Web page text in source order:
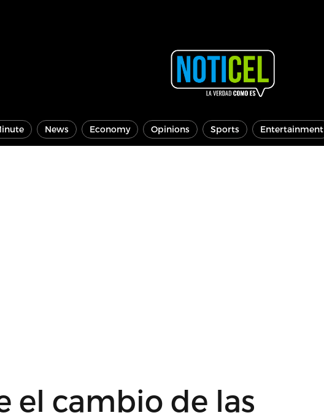
News Economy Opinions Sports Entertainment
el cambio de las